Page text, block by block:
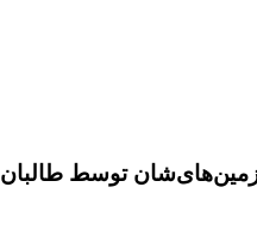
زمین‌های‌شان توسط طالبان